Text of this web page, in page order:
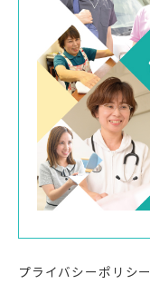
プライバシーポリシー